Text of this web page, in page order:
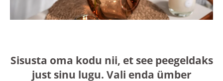
Sisusta oma kodu nii, et see peegeldaks
just sinu lugu. Vali enda ümber